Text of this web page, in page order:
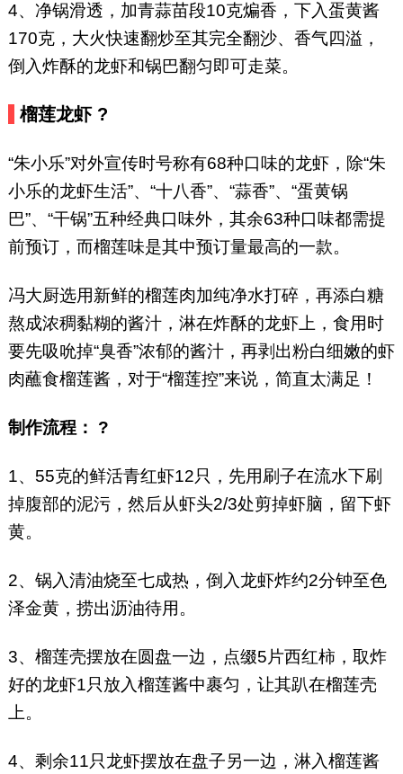
4、净锅滑透，加青蒜苗段10克煸香，下入蛋黄酱
170克，大火快速翻炒至其完全翻沙、香气四溢，
倒入炸酥的龙虾和锅巴翻匀即可走菜。
榴莲龙虾 ?
“朱小乐”对外宣传时号称有68种口味的龙虾，除“朱
小乐的龙虾生活”、“十八香”、“蒜香”、“蛋黄锅
巴”、“干锅”五种经典口味外，其余63种口味都需提
前预订，而榴莲味是其中预订量最高的一款。
冯大厨选用新鲜的榴莲肉加纯净水打碎，再添白糖
熬成浓稠黏糊的酱汁，淋在炸酥的龙虾上，食用时
要先吸吮掉“臭香”浓郁的酱汁，再剥出粉白细嫩的虾
肉蘸食榴莲酱，对于“榴莲控”来说，简直太满足！
制作流程： ?
1、55克的鲜活青红虾12只，先用刷子在流水下刷
掉腹部的泥污，然后从虾头2/3处剪掉虾脑，留下虾
黄。
2、锅入清油烧至七成热，倒入龙虾炸约2分钟至色
泽金黄，捞出沥油待用。
3、榴莲壳摆放在圆盘一边，点缀5片西红柿，取炸
好的龙虾1只放入榴莲酱中裹匀，让其趴在榴莲壳
上。
4、剩余11只龙虾摆放在盘子另一边，淋入榴莲酱